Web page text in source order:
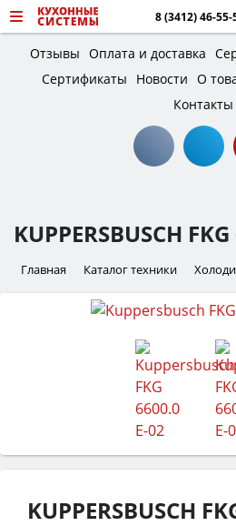
8 (3412) 46-55-
Отзывы Оплата и доставка
Сертификаты
Новости О
Контакты
KUPPERSBUSCH
Главная Каталог техники
KUPPERSBUSCH